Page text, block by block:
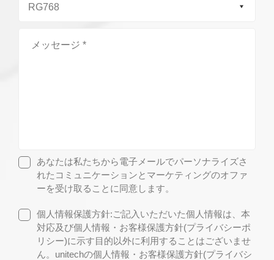
あなたは私たちから電子メールでパーソナライズさ
れたコミュニケーションとマーケティングのオファ
ーを受け取ることに同意します。
個人情報保護方針:ご記入いただいた個人情報は、本
対応及び個人情報・お客様保護方針(プライバシーポ
リシー)に示す目的以外に利用することはございませ
ん。unitechの個人情報・お客様保護方針(プライバシ